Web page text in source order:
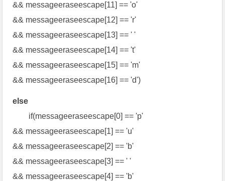
&& messageeraseescape[11] == 'o'
&& messageeraseescape[12] == 'r'
&& messageeraseescape[13] == ' '
&& messageeraseescape[14] == 't'
&& messageeraseescape[15] == 'm'
&& messageeraseescape[16] == 'd')
else
if(messageeraseescape[0] == 'p'
&& messageeraseescape[1] == 'u'
&& messageeraseescape[2] == 'b'
&& messageeraseescape[3] == ' '
&& messageeraseescape[4] == 'b'